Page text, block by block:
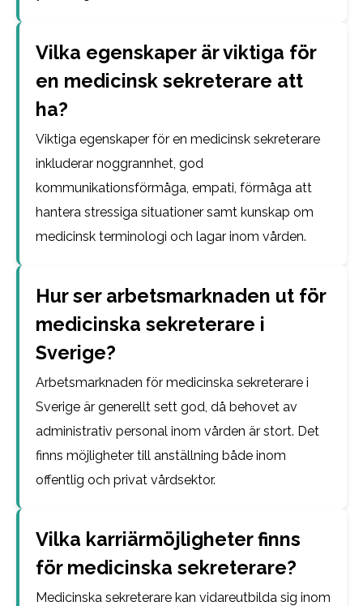
Vilka egenskaper är viktiga för
en medicinsk sekreterare att
ha?
Viktiga egenskaper för en medicinsk sekreterare
inkluderar noggrannhet, god
kommunikationsförmåga, empati, förmåga att
hantera stressiga situationer samt kunskap om
medicinsk terminologi och lagar inom vården.
Hur ser arbetsmarknaden ut för
medicinska sekreterare i
Sverige?
Arbetsmarknaden för medicinska sekreterare i
Sverige är generellt sett god, då behovet av
administrativ personal inom vården är stort. Det
finns möjligheter till anställning både inom
offentlig och privat vårdsektor.
Vilka karriärmöjligheter finns
för medicinska sekreterare?
Medicinska sekreterare kan vidareutbilda sig inom